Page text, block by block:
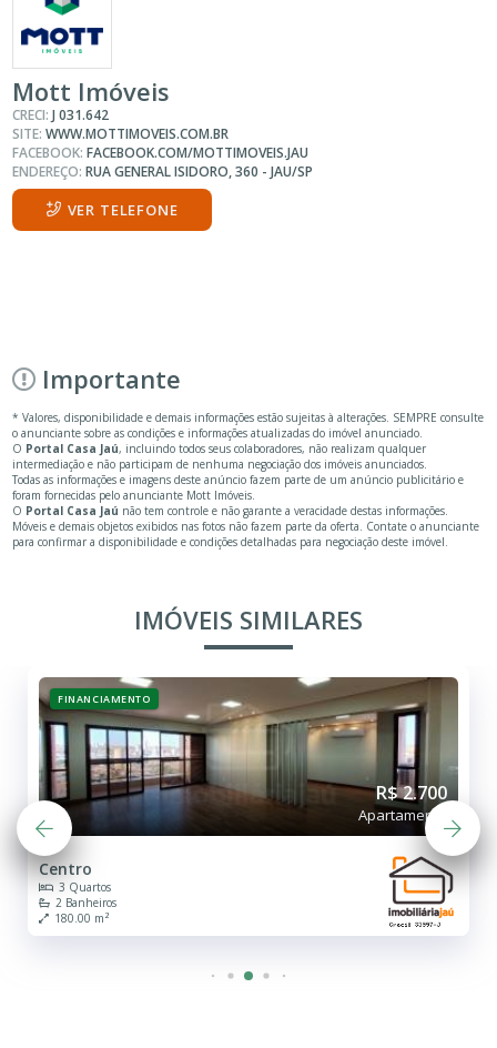
Mott Imóveis
CRECI:J 031.642
SITE:WWW.MOTTIMOVEIS.COM.BR
FACEBOOK:FACEBOOK.COM/MOTTIMOVEIS.JAU
ENDEREÇO:RUA GENERAL ISIDORO, 360 - JAU/SP
VER TELEFONE
Importante
* Valores, disponibilidade e demais informações estão sujeitas à alterações. SEMPRE consulte
o anunciante sobre as condições e informações atualizadas do imóvel anunciado.
O Portal Casa Jaú, incluindo todos seus colaboradores, não realizam qualquer
intermediação e não participam de nenhuma negociação dos imóveis anunciados.
Todas as informações e imagens deste anúncio fazem parte de um anúncio publicitário e
foram fornecidas pelo anunciante Mott Imóveis.
O Portal Casa Jaú não tem controle e não garante a veracidade destas informações.
Móveis e demais objetos exibidos nas fotos não fazem parte da oferta. Contate o anunciante
para confirmar a disponibilidade e condições detalhadas para negociação deste imóvel.
IMÓVEIS SIMILARES
FINANCIAMENTO
R$ 2.700
Apartamento
Centro
3 Quartos
2 Banheiros
180.00 m²